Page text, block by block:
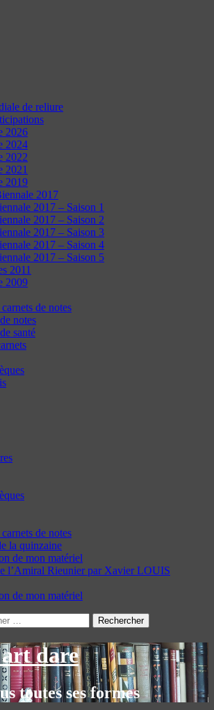
de reliure
2026
2024
2022
2021
2019
2017
2017 – Saison 1
2017 – Saison 2
2017 – Saison 3
2017 – Saison 4
2017 – Saison 5
2011
2009
de notes
notes
santé
de notes
la quinzaine
de mon matériel
l’Amiral Rieunier par Xavier LOUIS
de mon matériel
dare
toutes ses formes